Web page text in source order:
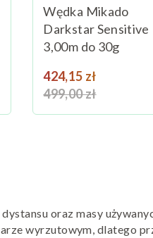
Wędka Mikado
Darkstar Sensitive
3,00m do 30g
Cena
424,15 zł
499,00 zł
oraz masy
wyrzutowym, dlatego